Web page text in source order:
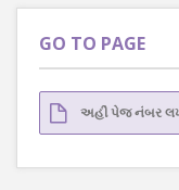
GO TO PAGE